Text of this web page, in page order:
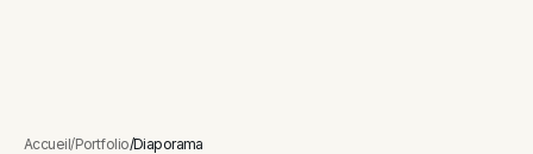
Accueil/Portfolio/Diaporama